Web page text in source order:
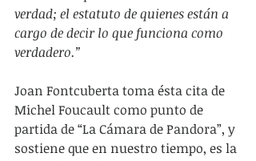
verdad; el estatuto de quienes están a
cargo de decir lo que funciona como
verdadero.”
Joan Fontcuberta toma ésta cita de
Michel Foucault como punto de
partida de “La Cámara de Pandora”, y
sostiene que en nuestro tiempo, es la